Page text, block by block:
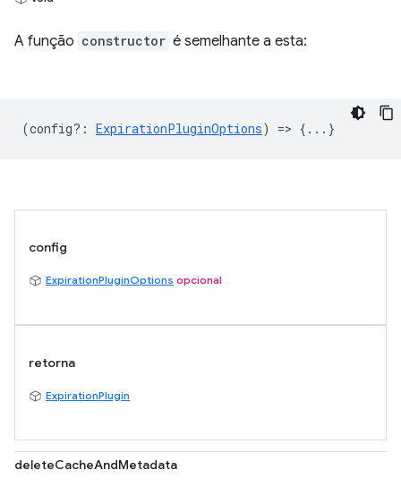
A função constructor é semelhante a esta:
(config? : ExpirationPluginOptions) => {...}
config
ExpirationPluginOptions opcional
retorna
ExpirationPlugin
deleteCacheAndMetadata